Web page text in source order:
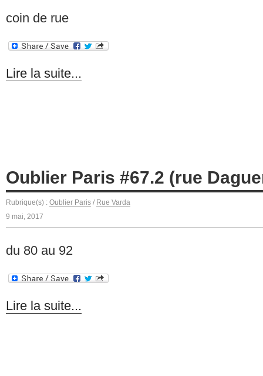
coin de rue
Lire la suite...
Oublier Paris #67.2 (rue
Rubrique(s) : Oublier Paris / Rue Varda
9 mai, 2017
du 80 au 92
Lire la suite...